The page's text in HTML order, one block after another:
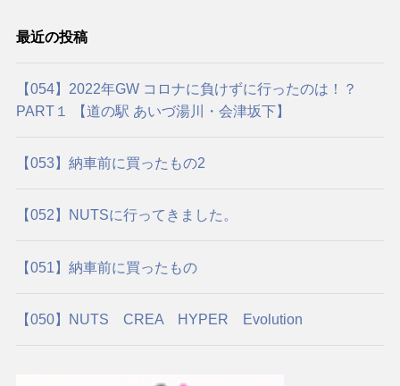
最近の投稿
【054】2022年GW コロナに負けずに行ったのは！？
PART１ 【道の駅 あいづ湯川・会津坂下】
【053】納車前に買ったもの2
【052】NUTSに行ってきました。
【051】納車前に買ったもの
【050】NUTS CREA HYPER Evolution